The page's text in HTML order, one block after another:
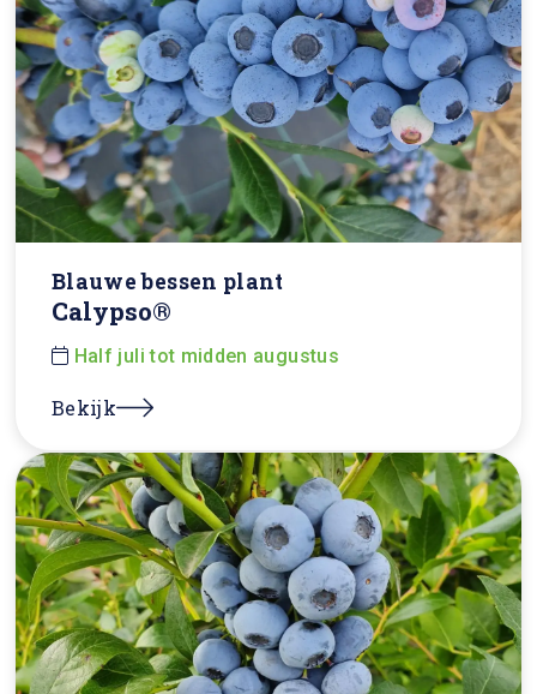
Blauwe bessen plant
Calypso®
Half juli tot midden augustus
Bekijk